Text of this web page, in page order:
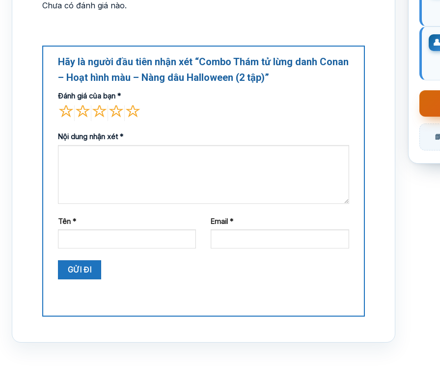
Chưa có đánh giá nào.
Hãy là người đầu tiên nhận xét “Combo Thám tử lừng danh Conan
– Hoạt hình màu – Nàng dâu Halloween (2 tập)”
Đánh giá của bạn *
Nội dung nhận xét*
Tên * Email*